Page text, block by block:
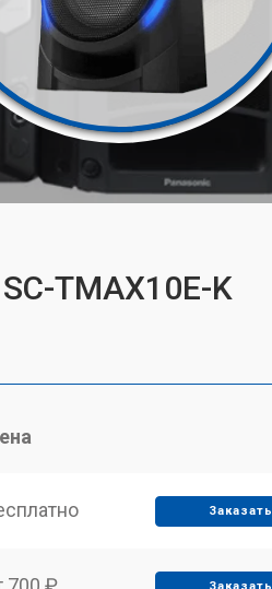
TMAX10E-K
Заказать